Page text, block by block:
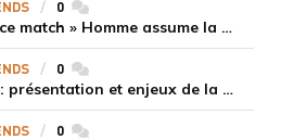
0commentaires
« Je nous ai fait perdre ce match » Homme assume la responsabilité de la défaite de HLE face à Gen.G
0commentaires
LEC Summer Split 2026 : présentation et enjeux de la troisième semaine de compétition
0commentaires